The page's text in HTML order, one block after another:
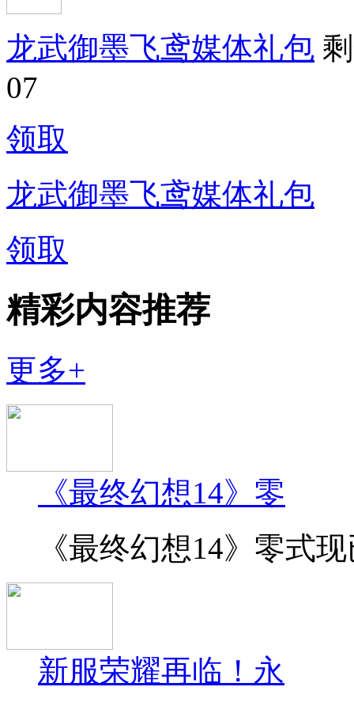
龙武御墨飞鸢媒体礼包
07
领取
龙武御墨飞鸢媒体礼包
领取
精彩内容推荐
更多+
《最终幻想14》零
《最终幻想14》零式
新服荣耀再临！永